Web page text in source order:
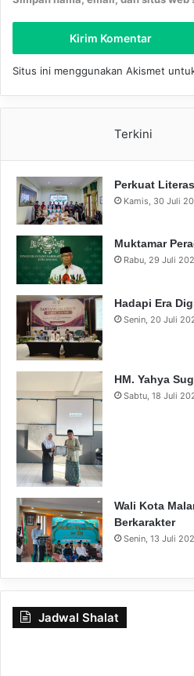
Situs ini menggunakan Akismet
Terkini
Perkuat
Kamis, 30 Juli
Muktamar
Rabu, 29 Juli
Hadapi Era
Senin, 20 Juli
HM. Yahya
Sabtu, 18 Juli
Wali Kota
Berkarakter
Senin, 13 Juli
Jadwal Shalat